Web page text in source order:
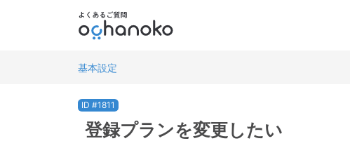
基本設定
ID #1811
登録プランを変更したい